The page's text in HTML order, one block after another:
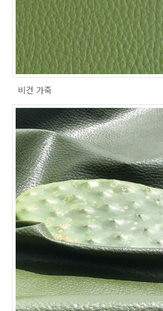
비건 가죽